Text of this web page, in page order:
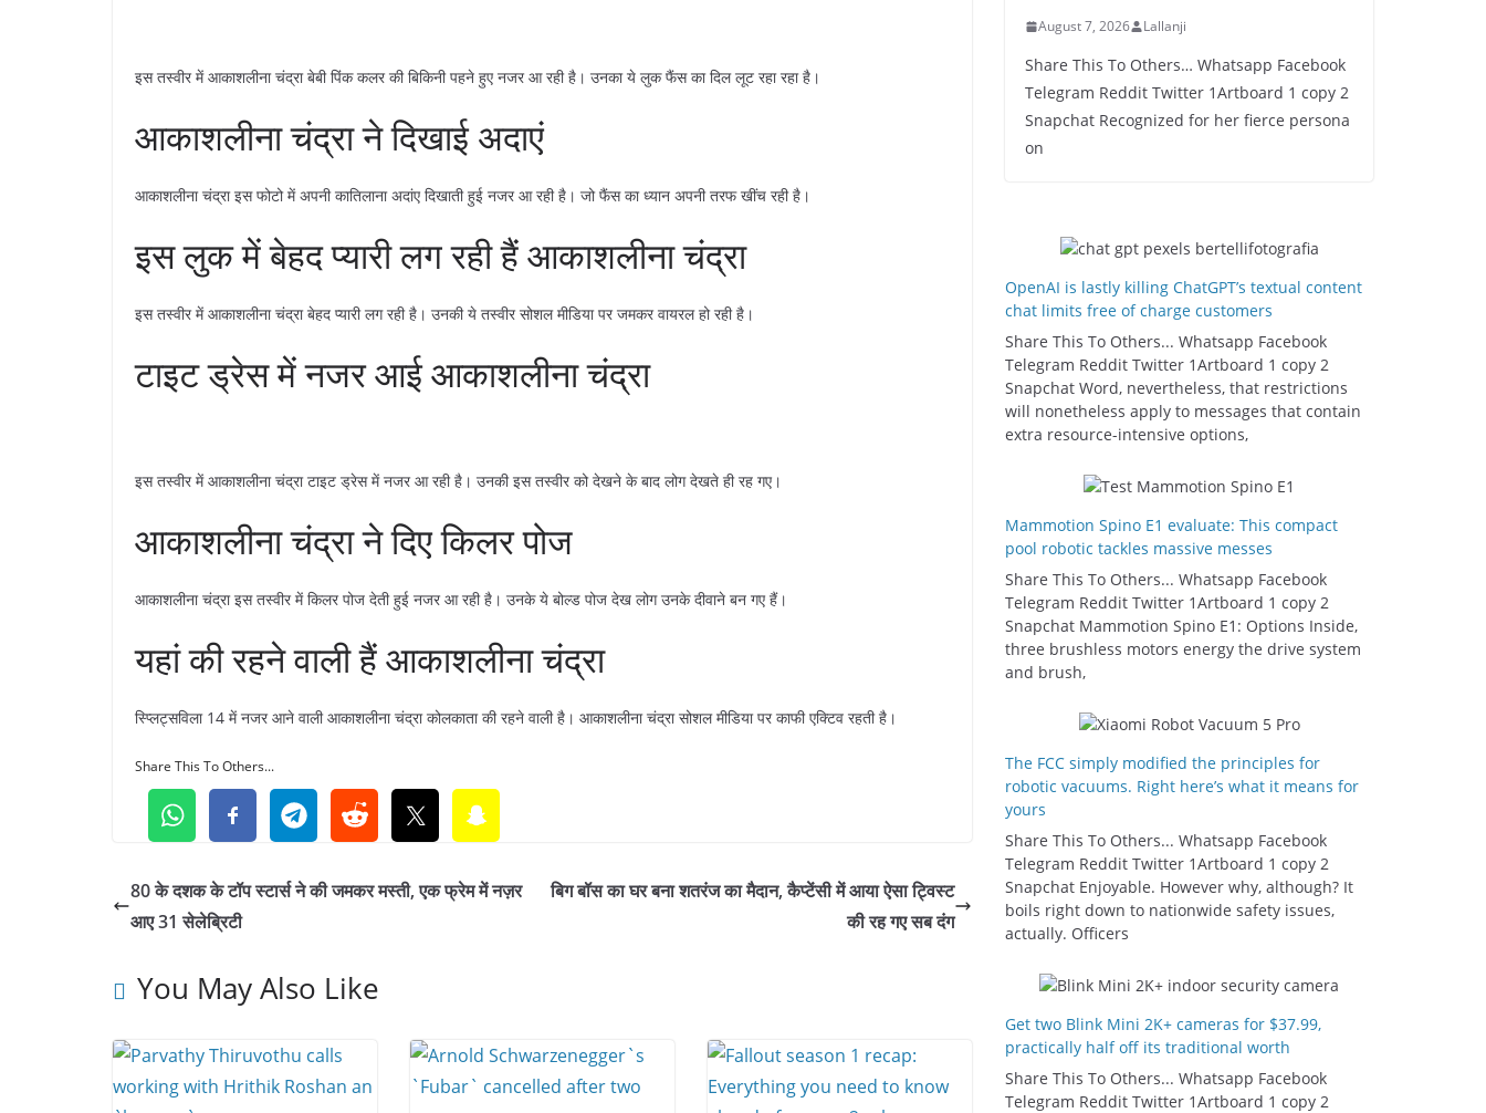
इस तस्वीर में आकाशलीना चंद्रा बेबी पिंक कलर की बिकिनी पहने हुए नजर आ रही है। उनका ये लुक फैंस का दिल लूट रहा रहा है।
आकाशलीना चंद्रा ने दिखाई अदाएं
आकाशलीना चंद्रा इस फोटो में अपनी कातिलाना अदांए दिखाती हुई नजर आ रही है। जो फैंस का ध्यान अपनी तरफ खींच रही है।
इस लुक में बेहद प्यारी लग रही हैं आकाशलीना चंद्रा
इस तस्वीर में आकाशलीना चंद्रा बेहद प्यारी लग रही है। उनकी ये तस्वीर सोशल मीडिया पर जमकर वायरल हो रही है।
टाइट ड्रेस में नजर आई आकाशलीना चंद्रा
इस तस्वीर में आकाशलीना चंद्रा टाइट ड्रेस में नजर आ रही है। उनकी इस तस्वीर को देखने के बाद लोग देखते ही रह गए।
आकाशलीना चंद्रा ने दिए किलर पोज
आकाशलीना चंद्रा इस तस्वीर में किलर पोज देती हुई नजर आ रही है। उनके ये बोल्ड पोज देख लोग उनके दीवाने बन गए हैं।
यहां की रहने वाली हैं आकाशलीना चंद्रा
स्प्लिट्सविला 14 में नजर आने वाली आकाशलीना चंद्रा कोलकाता की रहने वाली है। आकाशलीना चंद्रा सोशल मीडिया पर काफी एक्टिव रहती है।
Share This To Others...
80 के दशक के टॉप स्टार्स ने की जमकर मस्ती, एक फ्रेम में नज़र
आए 31 सेलेब्रिटी
बिग बॉस का घर बना शतरंज का मैदान, कैप्टेंसी में आया ऐसा ट्विस्ट
की रह गए सब दंग
You May Also Like
August 7, 2026 Lallanji
Share This To Others… Whatsapp Facebook
Telegram Reddit Twitter 1Artboard 1 copy 2
Snapchat Recognized for her fierce persona
on
OpenAI is lastly killing ChatGPT’s textual content
chat limits free of charge customers
Share This To Others... Whatsapp Facebook
Telegram Reddit Twitter 1Artboard 1 copy 2
Snapchat Word, nevertheless, that restrictions
will nonetheless apply to messages that contain
extra resource-intensive options,
Mammotion Spino E1 evaluate: This compact
pool robotic tackles massive messes
Share This To Others... Whatsapp Facebook
Telegram Reddit Twitter 1Artboard 1 copy 2
Snapchat Mammotion Spino E1: Options Inside,
three brushless motors energy the drive system
and brush,
The FCC simply modified the principles for
robotic vacuums. Right here’s what it means for
yours
Share This To Others... Whatsapp Facebook
Telegram Reddit Twitter 1Artboard 1 copy 2
Snapchat Enjoyable. However why, although? It
boils right down to nationwide safety issues,
actually. Officers
Get two Blink Mini 2K+ cameras for $37.99,
practically half off its traditional worth
Share This To Others... Whatsapp Facebook
Telegram Reddit Twitter 1Artboard 1 copy 2